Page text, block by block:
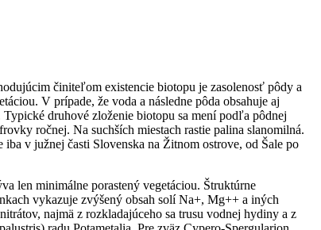
činiteľom existencie biotopu je zasolenosť pôdy a
V prípade, že voda a následne pôda obsahuje aj
druhové zloženie biotopu sa mení podľa pôdnej
ročnej. Na suchších miestach rastie palina slanomilná.
v južnej časti Slovenska na Žitnom ostrove, od Šale po
len minimálne porastený vegetáciou. Štruktúrne
vykazuje zvýšený obsah solí Na+, Mg++ a iných
najmä z rozkladajúceho sa trusu vodnej hydiny a z